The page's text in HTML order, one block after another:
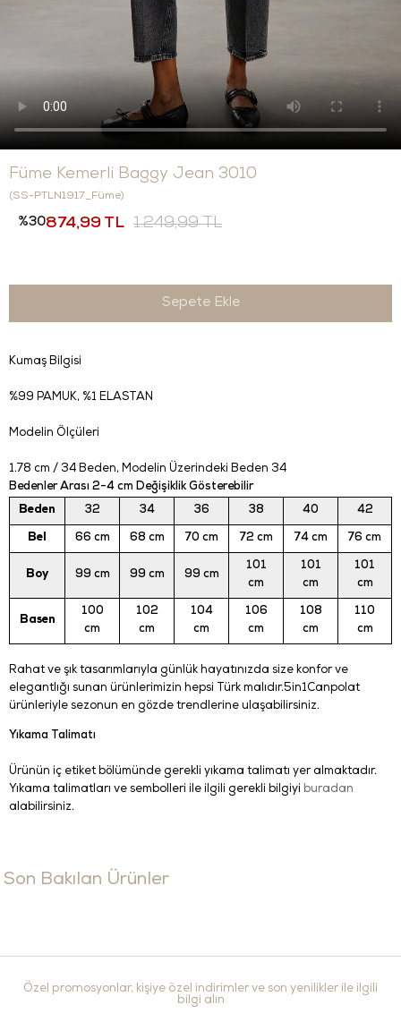
Füme Kemerli Baggy Jean 3010
(SS-PTLN1917_Füme)
30 1.249,99 TL
874,99 TL
Kumaş Bilgisi
%99 PAMUK, %1 ELASTAN
Modelin Ölçüleri
1.78 cm / 34 Beden, Modelin Üzerindeki Beden 34
Bedenler Arası 2-4 cm Değişiklik Gösterebilir
Beden
32 34 36 38 40 42
Bel 66 cm 68 cm 70 cm 72 cm 74 cm 76 cm
Boy 99 cm 99 cm 99 cm
101
cm
101
cm
101
cm
Basen
100
cm
102
cm
104
cm
106
cm
108
cm
110
cm
Rahat ve şık tasarımlarıyla günlük hayatınızda size konfor ve
elegantlığı sunan ürünlerimizin hepsi Türk malıdır.5in1Canpolat
ürünleriyle sezonun en gözde trendlerine ulaşabilirsiniz.
Yıkama Talimatı
Ürünün iç etiket bölümünde gerekli yıkama talimatı yer almaktadır.
Yıkama talimatları ve sembolleri ile ilgili gerekli bilgiyi buradan
alabilirsiniz.
Son Bakılan Ürünler
Özel promosyonlar, kişiye özel indirimler ve son yenilikler ile ilgili
bilgi alın